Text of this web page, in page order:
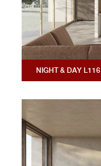
NIGHT & DAY L116